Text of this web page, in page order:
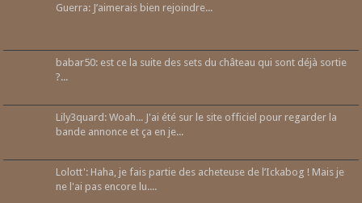
Guerra: J’aimerais bien rejoindre...
babar50: est ce la suite des sets du château qui sont déjà sortie
?...
Lily3quard: Woah... J'ai été sur le site officiel pour regarder la
bande annonce et ça en je...
Lolott': Haha, je fais partie des acheteuse de l’Ickabog ! Mais je
ne l'ai pas encore lu....